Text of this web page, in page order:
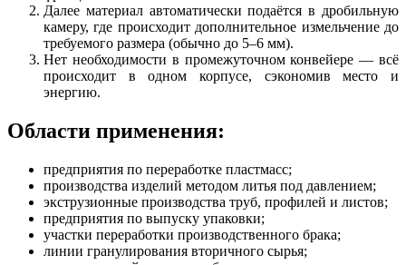
Далее материал автоматически подаётся в дробильную
камеру, где происходит дополнительное измельчение до
требуемого размера (обычно до 5–6 мм).
Нет необходимости в промежуточном конвейере — всё
происходит в одном корпусе, сэкономив место и
энергию.
Области применения:
предприятия по переработке пластмасс;
производства изделий методом литья под давлением;
экструзионные производства труб, профилей и листов;
предприятия по выпуску упаковки;
участки переработки производственного брака;
линии гранулирования вторичного сырья;